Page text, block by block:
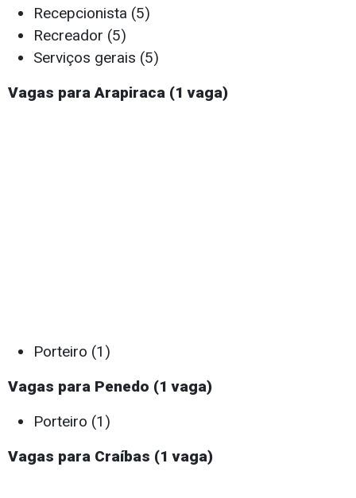
Recepcionista (5)
Recreador (5)
Serviços gerais (5)
Vagas para Arapiraca (1 vaga)
Porteiro (1)
Vagas para Penedo (1 vaga)
Porteiro (1)
Vagas para Craíbas (1 vaga)